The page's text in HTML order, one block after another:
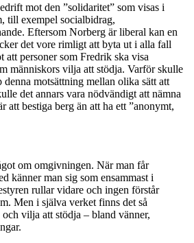
mot den ”solidaritet” som visas i
till exempel socialbidrag,
Eftersom Norberg är liberal kan en
det vore rimligt att byta ut i alla fall
att personer som Fredrik ska visa
människors vilja att stödja. Varför skulle
denna motsättning mellan olika sätt att
det annars vara nödvändigt att nämna
att bestiga berg än att ha ett ”anonymt,
om omgivningen. När man får
känner man sig som ensammast i
rullar vidare och ingen förstår
Men i själva verket finns det så
vilja att stödja – bland vänner,